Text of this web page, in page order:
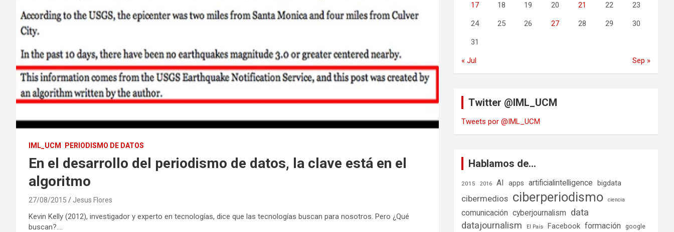
IML_UCM PERIODISMO DE DATOS
En el desarrollo del periodismo de datos, la clave está en el
algoritmo
27/08/2015 Jesus Flores
Kevin Kelly (2012), investigador y experto en tecnologías, dice que las tecnologías buscan para nosotros. Pero ¿Qué
buscan?….
17 18 19 20 21 22 23
24 25 26 27 28 29 30
31
« Jul Sep »
Twitter @IML_UCM
Tweets por @IML_UCM
Hablamos de…
2015 2016 AI apps artificialintelligence bigdata
cibermedios ciberperiodismo ciencia
comunicación cyberjournalism data
datajournalism El País Facebook formación google